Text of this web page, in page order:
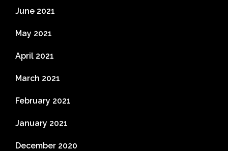
June 2021
May 2021
April 2021
March 2021
February 2021
January 2021
December 2020